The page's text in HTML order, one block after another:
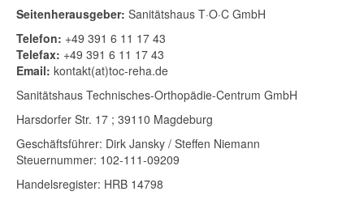
Seitenherausgeber: Sanitätshaus T·O·C GmbH
Telefon: +49 391 6 11 17 43
Telefax: +49 391 6 11 17 43
Email: kontakt(at)toc-reha.de
Sanitätshaus Technisches-Orthopädie-Centrum GmbH
Harsdorfer Str. 17 ; 39110 Magdeburg
Geschäftsführer: Dirk Jansky / Steffen Niemann
Steuernummer: 102-111-09209
Handelsregister: HRB 14798